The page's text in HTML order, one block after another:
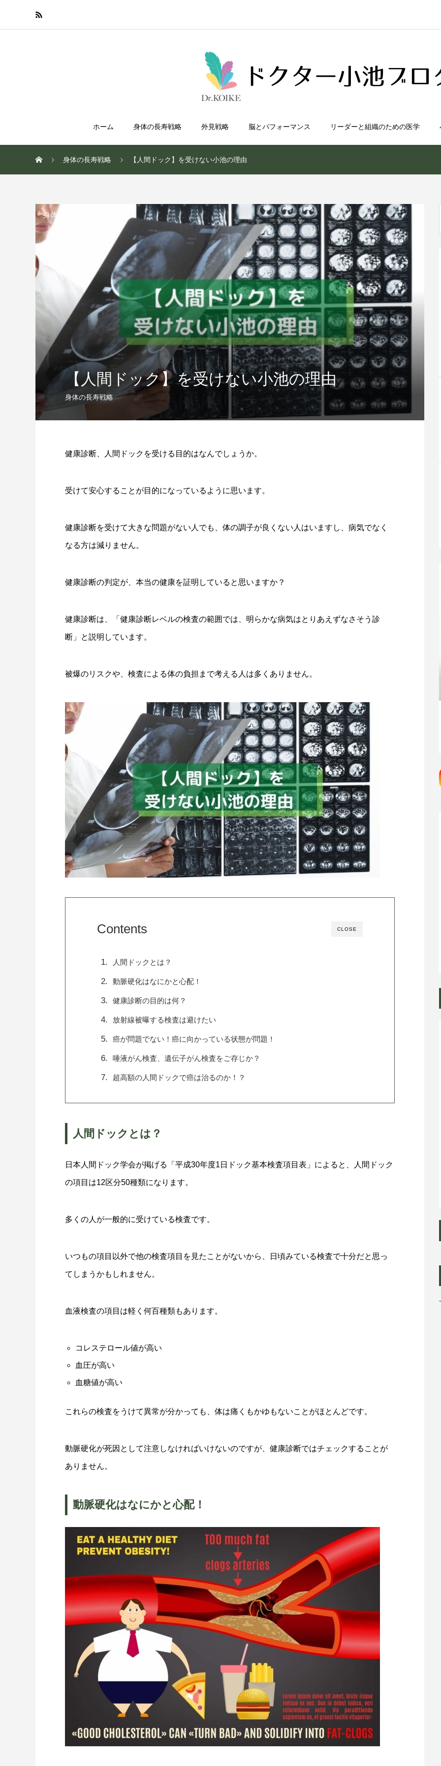
ホーム 身体の長寿戦略 外見戦略 脳とパフォーマンス リーダーと組織のための医学
身体の長寿戦略 【人間ドック】を受けない小池の理由
身体の長寿戦略
【人間ドック】を受けない小池の理由
身体の長寿戦略
健康診断、人間ドックを受ける目的はなんでしょうか。
受けて安心することが目的になっているように思います。
健康診断を受けて大きな問題がない人でも、体の調子が良くない人はいますし、病気でなく
なる方は減りません。
健康診断の判定が、本当の健康を証明していると思いますか？
健康診断は、「健康診断レベルの検査の範囲では、明らかな病気はとりあえずなさそう診
断」と説明しています。
被爆のリスクや、検査による体の負担まで考える人は多くありません。
CLOSE
Contents
人間ドックとは？
動脈硬化はなにかと心配！
健康診断の目的は何？
放射線被曝する検査は避けたい
癌が問題でない！癌に向かっている状態が問題！
唾液がん検査、遺伝子がん検査をご存じか？
超高額の人間ドックで癌は治るのか！？
人間ドックとは？
日本人間ドック学会が掲げる「平成30年度1日ドック基本検査項目表」によると、人間ドック
の項目は12区分50種類になります。
多くの人が一般的に受けている検査です。
いつもの項目以外で他の検査項目を見たことがないから、日頃みている検査で十分だと思っ
てしまうかもしれません。
血液検査の項目は軽く何百種類もあります。
コレステロール値が高い
血圧が高い
血糖値が高い
これらの検査をうけて異常が分かっても、体は痛くもかゆもないことがほとんどです。
動脈硬化が死因として注意しなければいけないのですが、健康診断ではチェックすることが
ありません。
動脈硬化はなにかと心配！
血液クレンジング（オゾン療法・血液ク
リーニング）効果口コミまとめ
アミノ酸「5-ALA」とミトコンドリアの
対話｜細胞の内なる循環が、エ...